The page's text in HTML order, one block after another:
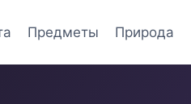
Предметы Природа